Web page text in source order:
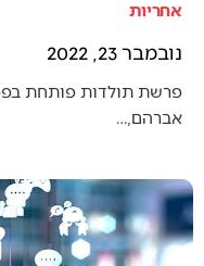
אחריות
נובמבר 23, 2022
פרשת תולדות פותחת
אברהם,…